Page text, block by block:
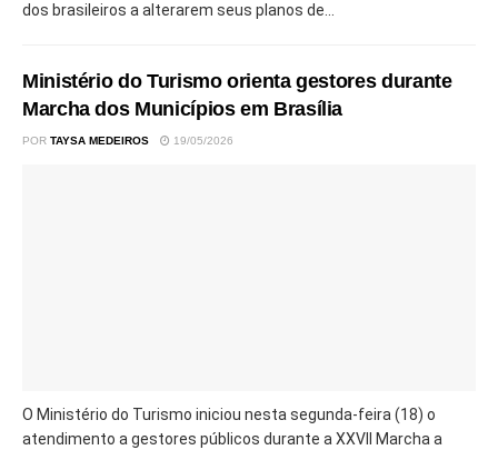
dos brasileiros a alterarem seus planos de...
Ministério do Turismo orienta gestores durante
Marcha dos Municípios em Brasília
POR TAYSA MEDEIROS 19/05/2026
O Ministério do Turismo iniciou nesta segunda-feira (18) o
atendimento a gestores públicos durante a XXVII Marcha a